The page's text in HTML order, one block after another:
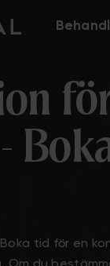
tid för en